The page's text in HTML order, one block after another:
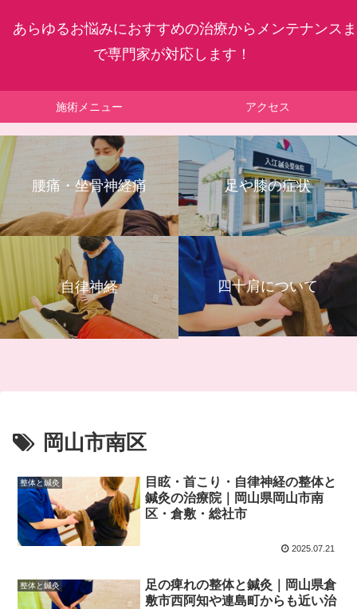
あらゆるお悩みにおすすめの治療からメンテナンスま
で専門家が対応します！
施術メニュー アクセス
腰痛・坐骨神経痛 足や膝の症状
自律神経 四十肩について
岡山市南区
整体と鍼灸
目眩・首こり・自律神経の整体と
鍼灸の治療院｜岡山県岡山市南
区・倉敷・総社市
2025.07.21
整体と鍼灸
足の痺れの整体と鍼灸｜岡山県倉
敷市西阿知や連島町からも近い治